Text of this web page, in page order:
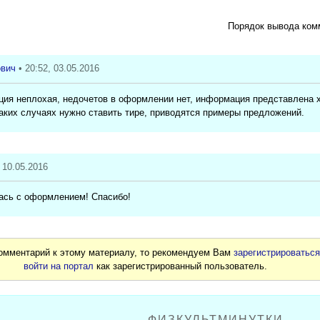
Порядок вывода
• 20:52, 03.05.2016
неплохая, недочетов в оформлении нет, информация представлена
случаях нужно ставить тире, приводятся примеры предложений.
10.05.2016
с оформлением! Спасибо!
к этому материалу, то рекомендуем Вамзарегистрироваться
войти на портал как зарегистрированный пользователь.